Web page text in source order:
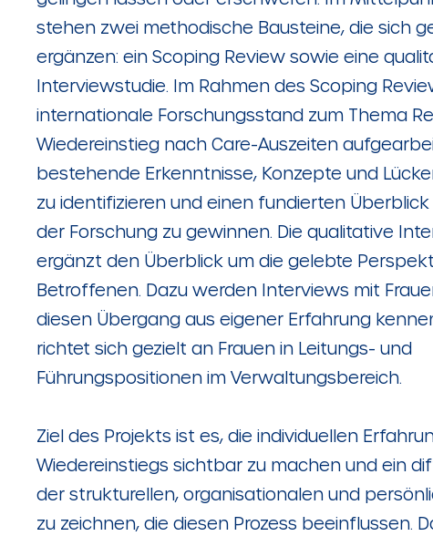
stehen zwei methodische Bausteine, die sich
ergänzen: ein Scoping Review sowie eine
Interviewstudie. Im Rahmen des Scoping
internationale Forschungsstand zum Thema
Wiedereinstieg nach Care-Auszeiten
bestehende Erkenntnisse, Konzepte und
zu identifizieren und einen fundierten
der Forschung zu gewinnen. Die qualitative
ergänzt den Überblick um die gelebte
Betroffenen. Dazu werden Interviews mit
diesen Übergang aus eigener Erfahrung
richtet sich gezielt an Frauen in Leitungs- und
Führungspositionen im Verwaltungsbereich.
Ziel des Projekts ist es, die individuellen
Wiedereinstiegs sichtbar zu machen und ein
der strukturellen, organisationalen und
zu zeichnen, die diesen Prozess beeinflussen.